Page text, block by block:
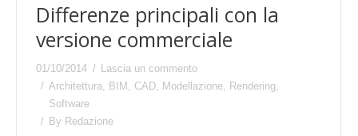
Differenze principali con la
versione commerciale
01/10/2014
Lascia un commento
Architettura, BIM , CAD, Modellazione, Rendering,
Software
By Redazione